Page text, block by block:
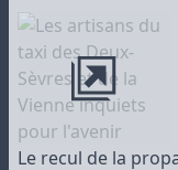
Le recul de la